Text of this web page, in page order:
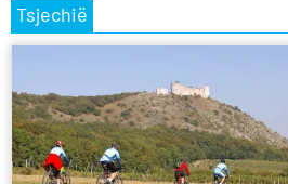
Tsjechië